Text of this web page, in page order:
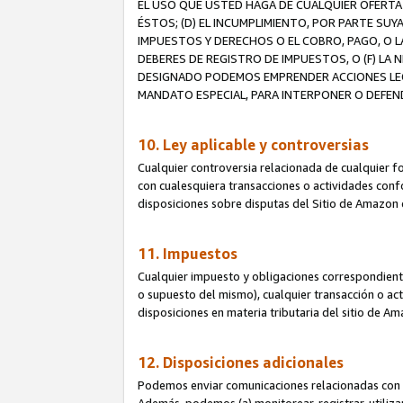
EL USO QUE USTED HAGA DE CUALQUIER
ÉSTOS; (D) EL INCUMPLIMIENTO, POR PARTE
IMPUESTOS Y DERECHOS O EL COBRO, PAGO, O
DEBERES DE REGISTRO DE IMPUESTOS, O (F)
DESIGNADO PODEMOS EMPRENDER ACCIONES
MANDATO ESPECIAL, PARA INTERPONER O
10. Ley aplicable y controversias
Cualquier controversia relacionada de cualquier
con cualesquiera transacciones o actividades
disposiciones sobre disputas del Sitio de
11. Impuestos
Cualquier impuesto y obligaciones
o supuesto del mismo), cualquier transacción o
disposiciones en materia tributaria del sitio de
12. Disposiciones adicionales
Podemos enviar comunicaciones relacionadas